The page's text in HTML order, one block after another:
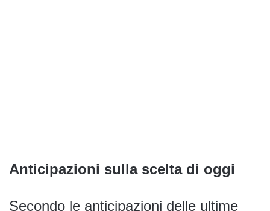
Anticipazioni sulla scelta di oggi
Secondo le anticipazioni delle ultime